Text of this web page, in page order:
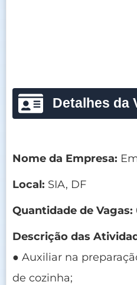
Detalhes da
Nome da Empresa:
Local: SIA, DF
Quantidade de Vagas:
Descrição das
● Auxiliar na
de cozinha;